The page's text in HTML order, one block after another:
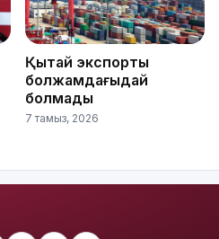
Қытай экспорты
болжамдағыдай
болмады
7 тамыз, 2026